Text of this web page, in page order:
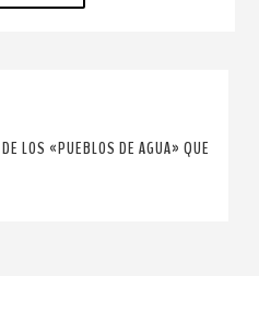
LOS «PUEBLOS DE AGUA» QUE